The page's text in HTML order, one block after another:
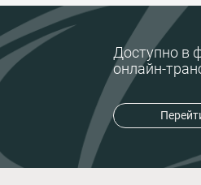
Доступно в
онлайн-